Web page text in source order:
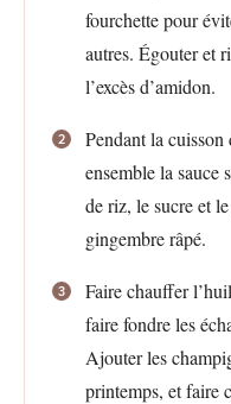
fourchette pour
autres. Égouter et
l’excès d’amidon.
Pendant la
ensemble la sauce
de riz, le sucre et
gingembre râpé.
Faire chauffer
faire fondre les
Ajouter les
printemps, et faire